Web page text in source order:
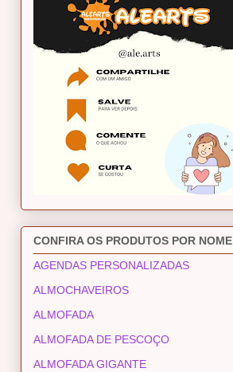
CONFIRA OS PRODUTOS POR NOME
AGENDAS PERSONALIZADAS
ALMOCHAVEIROS
ALMOFADA
ALMOFADA DE PESCOÇO
ALMOFADA GIGANTE